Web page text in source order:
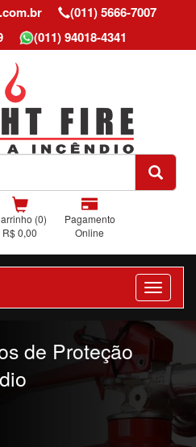
(011) 5666-7007
(011) 94018-4341
(0)
R$ 0,00
Pagamento
Online
de Proteção